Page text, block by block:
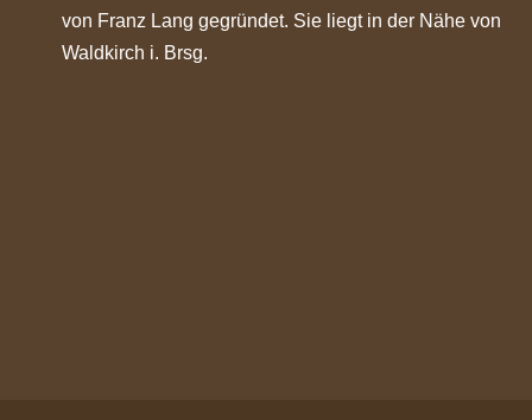
von Franz Lang gegründet. Sie liegt in der Nähe von
Waldkirch i. Brsg.